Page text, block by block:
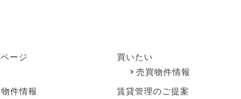
ージ
件情報
買いたい
売買物件情報
賃貸管理のご提案